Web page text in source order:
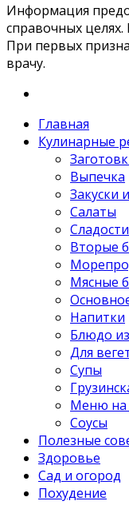
Информация
справочных
При первых
врачу.
Главная
Кулинарные
Выпечка
Закуски
Салаты
Сладости
Вторые
Мясные
Напитки
Блюдо
Для
Супы
Меню на
Соусы
Полезные
Здоровье
Сад и огород
Похудение